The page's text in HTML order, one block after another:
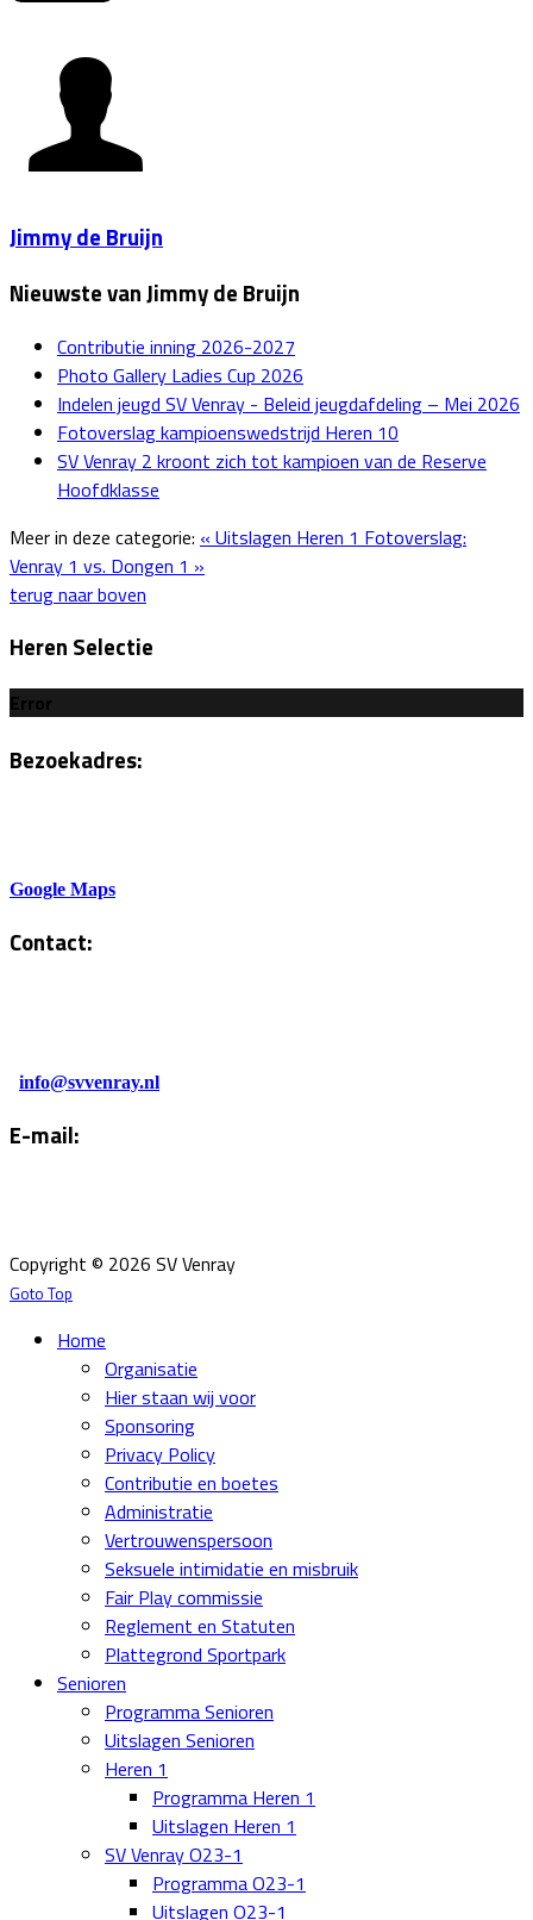
Jimmy de Bruijn
Nieuwste van Jimmy de Bruijn
Contributie inning 2026-2027
Photo Gallery Ladies Cup 2026
Indelen jeugd SV Venray - Beleid jeugdafdeling – Mei 2026
Fotoverslag kampioenswedstrijd Heren 10
SV Venray 2 kroont zich tot kampioen van de Reserve
Hoofdklasse
Meer in deze categorie: « Uitslagen Heren 1 Fotoverslag:
Venray 1 vs. Dongen 1 »
terug naar boven
Heren Selectie
Error
Bezoekadres:
Google Maps
Contact:
info@svvenray.nl
E-mail:
Copyright © 2026 SV Venray
Goto Top
Home
Organisatie
Hier staan wij voor
Sponsoring
Privacy Policy
Contributie en boetes
Administratie
Vertrouwenspersoon
Seksuele intimidatie en misbruik
Fair Play commissie
Reglement en Statuten
Plattegrond Sportpark
Senioren
Programma Senioren
Uitslagen Senioren
Heren 1
Programma Heren 1
Uitslagen Heren 1
SV Venray O23-1
Programma O23-1
Uitslagen O23-1